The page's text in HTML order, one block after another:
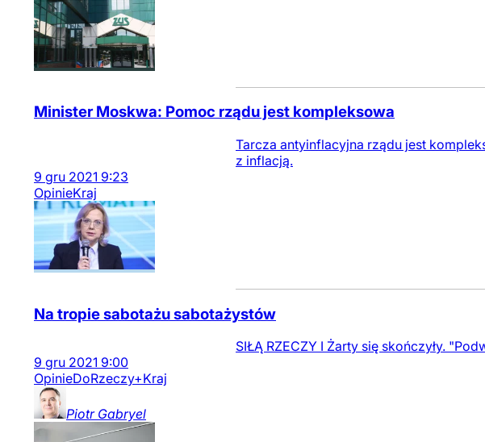
Minister Moskwa: Pomoc rządu jest kompleksowa
Tarcza antyinflacyjna rządu jest
z inflacją.
9 gru 2021 9:23
OpinieKraj
Na tropie sabotażu sabotażystów
SIŁĄ RZECZY I Żarty się skończyły.
9 gru 2021 9:00
OpinieDoRzeczy+Kraj
Piotr Gabryel